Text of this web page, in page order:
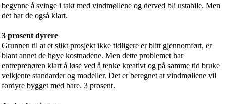
begynne å svinge i takt med vindmøllene og derved bli ustabile. Men
det har de også klart.
3 prosent dyrere
Grunnen til at et slikt prosjekt ikke tidligere er blitt gjennomført, er
blant annet de høye kostnadene. Men dette problemet har
entreprenøren klart å løse ved å tenke kreativt og på samme tid bruke
velkjente standarder og modeller. Det er beregnet at vindmøllene vil
fordyre bygget med bare. 3 prosent.